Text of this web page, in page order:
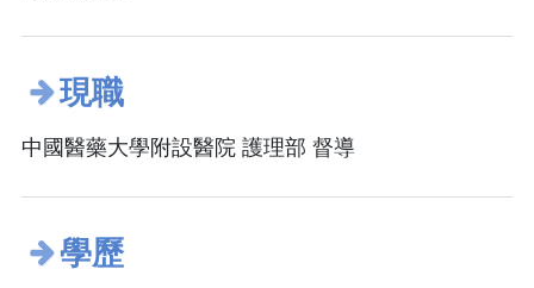
現職
中國醫藥大學附設醫院 護理部 督導
學歷